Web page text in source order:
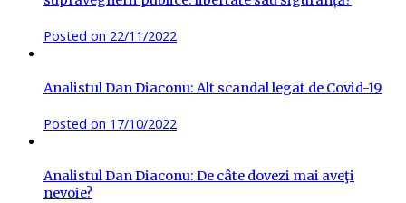
Posted on 22/11/2022
Analistul Dan Diaconu: Alt scandal legat de Covid-19
Posted on 17/10/2022
Analistul Dan Diaconu: De câte dovezi mai aveţi
nevoie?